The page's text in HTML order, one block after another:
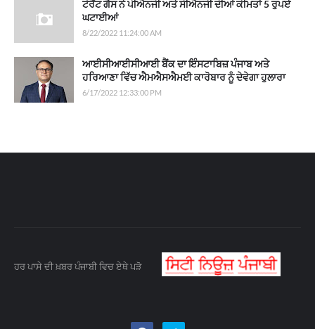
ਟੋਰੈਂਟ ਗੈਸ ਨੇ ਪੀਐਨਜੀ ਅਤੇ ਸੀਐਨਜੀ ਦੀਆਂ ਕੀਮਤਾਂ 5 ਰੁਪਏ
ਘਟਾਈਆਂ
8/22/2022 11:24:00 AM
ਆਈਸੀਆਈਸੀਆਈ ਬੈਂਕ ਦਾ ਇੰਸਟਾਬਿਜ਼ ਪੰਜਾਬ ਅਤੇ
ਹਰਿਆਣਾ ਵਿੱਚ ਐਮਐਸਐਮਈ ਕਾਰੋਬਾਰ ਨੂੰ ਦੇਵੇਗਾ ਹੁਲਾਰਾ
6/17/2022 12:33:00 PM
ਹਰ ਪਾਸੇ ਦੀ ਖ਼ਬਰ ਪੰਜਾਬੀ ਵਿਚ ਏਥੇ ਪੜੋ